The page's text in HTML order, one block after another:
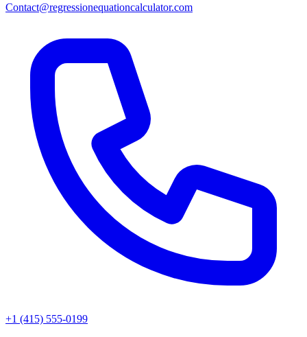
Contact@regressionequationcalculator.com
+1 (415) 555-0199